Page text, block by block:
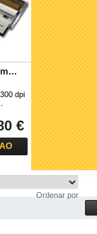
dpi
€
Ordenar por